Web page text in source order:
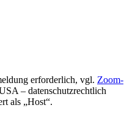
erforderlich, vgl. Zoom-
– datenschutzrechtlich
als „Host“.